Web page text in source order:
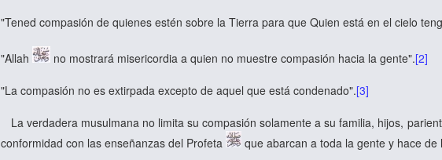
"Tened compasión de quienes estén sobre la Tierra para que Quien está en el cielo
"Allah no mostrará misericordia a quien no muestre compasión hacia la gente".[2]
"La compasión no es extirpada excepto de aquel que está condenado".[3]
La verdadera musulmana no limita su compasión solamente a su familia, hijos,
conformidad con las enseñanzas del Profeta
que abarcan a toda la gente y hace